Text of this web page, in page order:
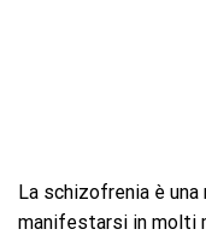
La schizofrenia è
manifestarsi in molti